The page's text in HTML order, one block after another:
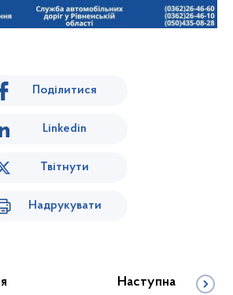
Поділитися
Linkedin
Твітнути
Надрукувати
Наступна